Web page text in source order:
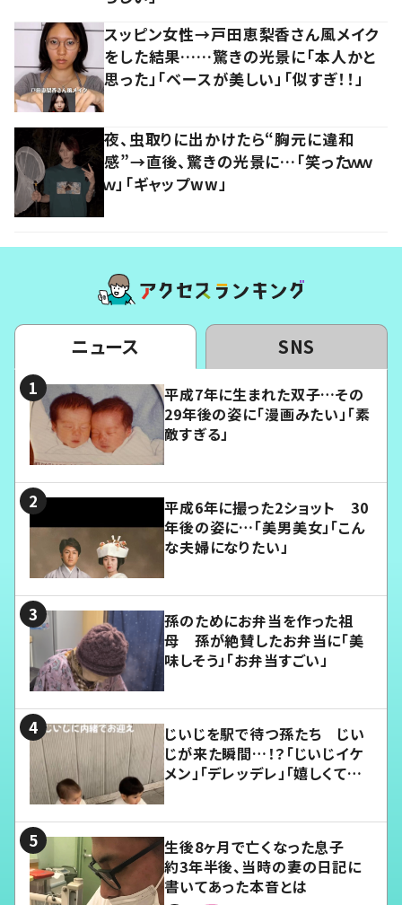
スッピン女性→戸田恵梨香さん風メイク
をした結果……驚きの光景に「本人かと
思った」「ベースが美しい」「似すぎ！！」
夜、虫取りに出かけたら“胸元に違和
感”→直後、驚きの光景に…「笑ったｗｗ
ｗ」「ギャップww」
ニュース SNS
平成7年に生まれた双子…その
29年後の姿に「漫画みたい」「素
敵すぎる」
平成6年に撮った2ショット 30
年後の姿に…「美男美女」「こん
な夫婦になりたい」
孫のためにお弁当を作った祖
母 孫が絶賛したお弁当に「美
味しそう」「お弁当すごい」
じいじを駅で待つ孫たち じい
じが来た瞬間…！？「じいじイケ
メン」「デレッデレ」「嬉しくて可
生後8ヶ月で亡くなった息子
約3年半後、当時の妻の日記に
書いてあった本音とは